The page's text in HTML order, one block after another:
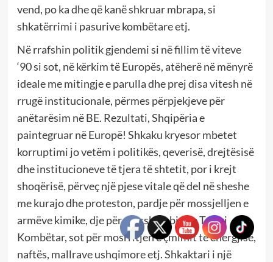
vend, po ka dhe që kanë shkruar mbrapa, si
shkatërrimi i pasurive kombëtare etj.
Në rrafshin politik gjendemi si në fillim të viteve
‘90 si sot, në kërkim të Europës, atëherë në mënyrë
ideale me mitingje e parulla dhe prej disa vitesh në
rrugë institucionale, përmes përpjekjeve për
anëtarësim në BE. Rezultati, Shqipëria e
paintegruar në Europë! Shkaku kryesor mbetet
korruptimi jo vetëm i politikës, qeverisë, drejtësisë
dhe institucioneve të tjera të shtetit, por i krejt
shoqërisë, përveç një pjese vitale që del në sheshe
me kurajo dhe proteston, pardje për mossjelljen e
armëve kimike, dje për mosshembjen e Teatri
Kombëtar, sot për mosrritjen e çmimit të energjisë,
naftës, mallrave ushqimore etj. Shkaktari i një